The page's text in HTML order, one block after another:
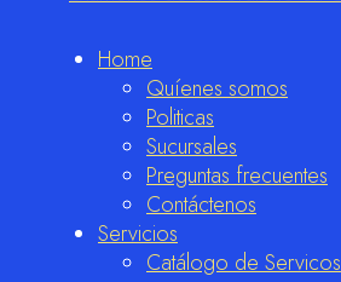
Home
Quíenes somos
Politicas
Sucursales
Preguntas frecuentes
Contáctenos
Servicios
Catálogo de Servicos